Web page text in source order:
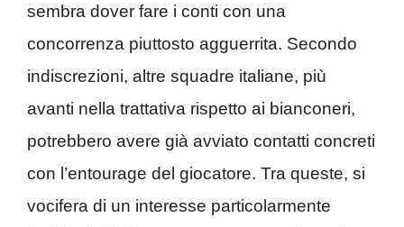
sembra dover fare i conti con una
concorrenza piuttosto agguerrita. Secondo
indiscrezioni, altre squadre italiane, più
avanti nella trattativa rispetto ai bianconeri,
potrebbero avere già avviato contatti concreti
con l’entourage del giocatore. Tra queste, si
vocifera di un interesse particolarmente